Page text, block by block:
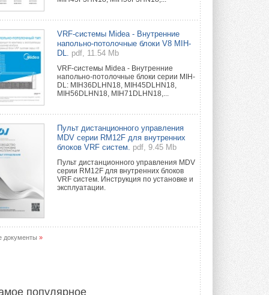
Краска для окон: как выбрать
состав, который не
растрескается после первой
зимы
Частые вопросы о краске для окон ...
30 ИЮЛЯ 2026
новую серию консольных
Усовершенствованная гидравлика
помогает снизить энергопотребление ...
30 ИЮЛЯ 2026
Группа «Теплолюкс» открыла
новую производственную
площадку
29 ИЮЛЯ 2026
VRF-системы Midea - Внутренние
напольно-потолочные блоки V8 MIH-
DL.
pdf, 11.54 Mb
VRF-системы Midea - Внутренние
напольно-потолочные блоки серии MIH-
DL: MIH36DLHN18, MIH45DLHN18,
MIH56DLHN18, MIH71DLHN18,...
Пульт дистанционного управления
MDV серии RM12F для внутренних
блоков VRF систем.
pdf, 9.45 Mb
Пульт дистанционного управления MDV
серии RM12F для внутренних блоков
VRF систем. Инструкция по установке и
эксплуатации.
документы »
популярное